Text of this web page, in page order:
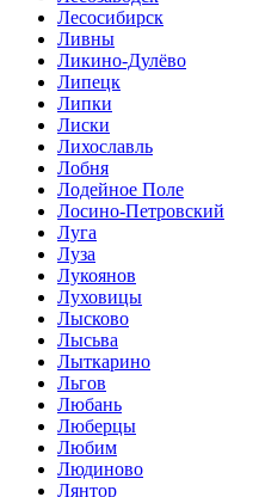
Лесосибирск
Ливны
Ликино-Дулёво
Липецк
Липки
Лиски
Лихославль
Лобня
Лодейное Поле
Лосино-Петровский
Луга
Луза
Лукоянов
Луховицы
Лысково
Лысьва
Лыткарино
Льгов
Любань
Люберцы
Любим
Людиново
Лянтор